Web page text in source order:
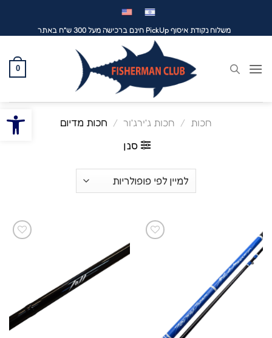
פתח
משלוח נקודת איסוף PickUp חינם ברכישה מעל 300 ש"ח באתר
0
חכות / חכות ג'ירג'ור / חכות מדיום
סנן